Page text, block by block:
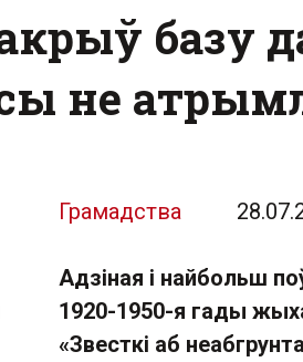
базу
не
Грамадства
Адзіная і найбольш
1920-1950-я гады
«Звесткі аб